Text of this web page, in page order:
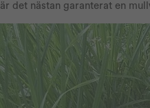
är det nästan garanterat en